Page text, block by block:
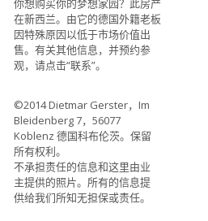
你想购买你的梦想家园？此房产
在新西兰。由它的德国外籍老板
因特殊原因以低于市场价值出
售。有关其他信息，并预约参
观，请点击“联系”。
©2014 Dietmar Gerster，Im
Bleidenberg 7，56077
Koblenz 德国科布伦茨。保留
所有权利。
不承担责任的信息和这里由业
主提供的照片。所有的信息提
供给我们所知无担保或责任。